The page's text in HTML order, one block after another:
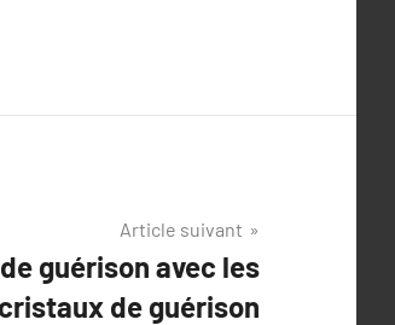
Article suivant
guérison avec les
cristaux de guérison